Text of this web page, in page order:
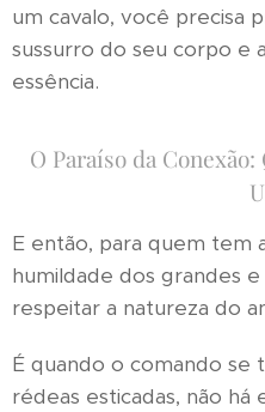
um cavalo, você precisa
sussurro do seu corpo e
essência.
O Paraíso da
E então, para quem tem
humildade dos grandes
respeitar a natureza do
É quando o comando se
rédeas esticadas, não há